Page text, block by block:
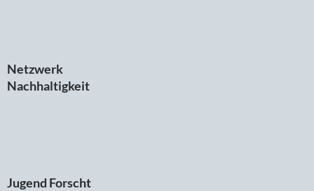
Netzwerk
Nachhaltigkeit
Jugend Forscht